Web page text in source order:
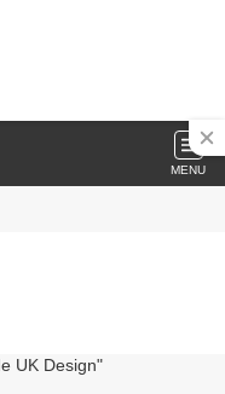
MENU